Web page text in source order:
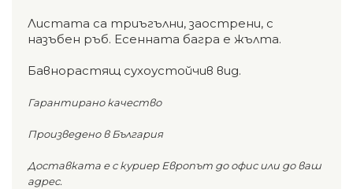
Листата са триъгълни, заострени, с
назъбен ръб. Есенната багра е жълта.
Бавнорастящ сухоустойчив вид.
Гарантирано качество
Произведено в България
Доставката е с куриер Европът до офис или до ваш
адрес.